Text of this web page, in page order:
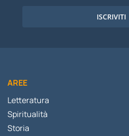
ISCRIVITI
AREE
Letteratura
Spiritualità
Storia